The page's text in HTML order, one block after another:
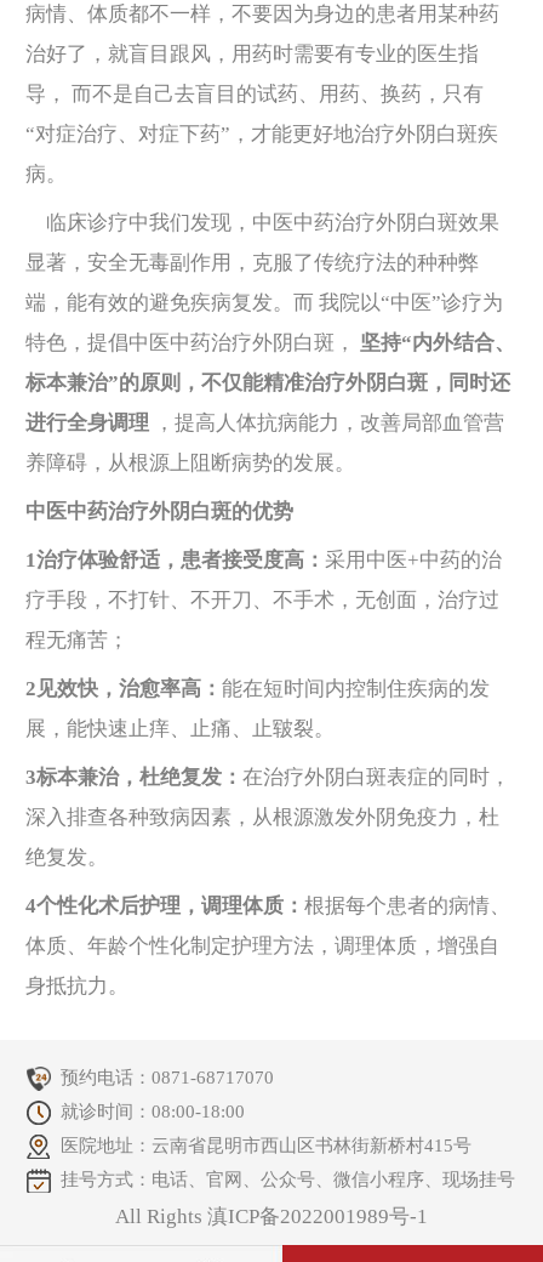
病情、体质都不一样，不要因为身边的患者用某种药
治好了，就盲目跟风，用药时需要有专业的医生指
导， 而不是自己去盲目的试药、用药、换药，只有
“对症治疗、对症下药”，才能更好地治疗外阴白斑疾
病。
临床诊疗中我们发现，中医中药治疗外阴白斑效果
显著，安全无毒副作用，克服了传统疗法的种种弊
端，能有效的避免疾病复发。而 我院以“中医”诊疗为
特色，提倡中医中药治疗外阴白斑， 坚持“内外结合、
标本兼治”的原则，不仅能精准治疗外阴白斑，同时还
进行全身调理 ，提高人体抗病能力，改善局部血管营
养障碍，从根源上阻断病势的发展。
中医中药治疗外阴白斑的优势
1治疗体验舒适，患者接受度高： 采用中医+中药的治
疗手段，不打针、不开刀、不手术，无创面，治疗过
程无痛苦；
2见效快，治愈率高： 能在短时间内控制住疾病的发
展，能快速止痒、止痛、止皲裂。
3标本兼治，杜绝复发： 在治疗外阴白斑表症的同时，
深入排查各种致病因素，从根源激发外阴免疫力，杜
绝复发。
4个性化术后护理，调理体质： 根据每个患者的病情、
体质、年龄个性化制定护理方法，调理体质，增强自
身抵抗力。
预约电话：0871-68717070
就诊时间：08:00-18:00
医院地址：云南省昆明市西山区书林街新桥村415号
挂号方式：电话、官网、公众号、微信小程序、现场挂号
All Rights 滇ICP备2022001989号-1